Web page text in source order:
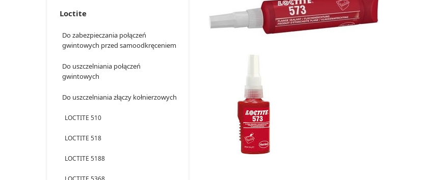
Loctite
Do zabezpieczania połączeń
gwintowych przed samoodkręceniem
Do uszczelniania połączeń
gwintowych
Do uszczelniania złączy kołnierzowych
LOCTITE 510
LOCTITE 518
LOCTITE 5188